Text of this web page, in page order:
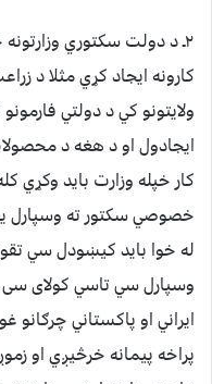
۲ـ د دولت سکتوري
کارونه ایجاد کړي مثلا د
ولایتونو کي د دولتي
ایجادول او د هغه د
کار خپله وزارت باید وکړي
خصوصي سکتور ته وسپارل
له خوا باید کیښودل سي
وسپارل سي تاسي کولای سی
ایراني او پاکستاني
پراخه پیمانه خرڅیږي او